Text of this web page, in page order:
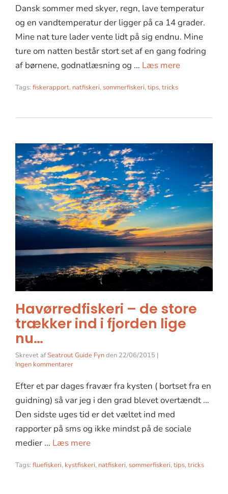
Dansk sommer med skyer, regn, lave temperatur
og en vandtemperatur der ligger på ca 14 grader.
Mine nat ture lader vente lidt på sig endnu. Mine
ture om natten består stort set af en gang fodring
af børnene, godnatlæsning og … Læs mere
Tags: fiskerapport, natfiskeri, sommerfiskeri, tips, tricks
Havørredfiskeri – de store
trækker ind i fjorden lige
nu…
Skrevet afSeatrout Guide Fynden 22/06/2015 |
Ingen kommentarer
Efter et par dages fravær fra kysten ( bortset fra en
guidning) så var jeg i den grad blevet overtændt …
Den sidste uges tid er det væltet ind med
rapporter på sms og ikke mindst på de sociale
medier … Læs mere
Tags: fluefiskeri, kystfiskeri, natfiskeri, sommerfiskeri, tips, tricks